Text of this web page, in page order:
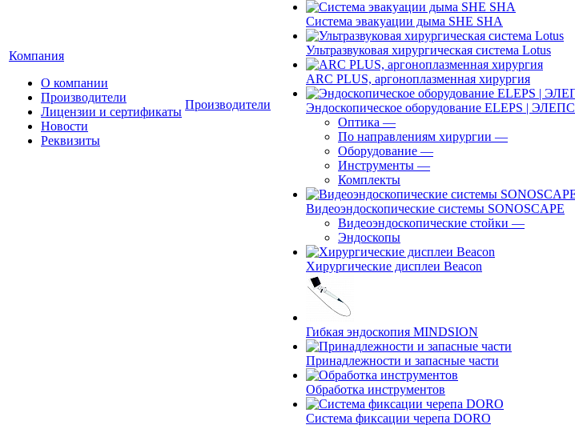
Компания
О компании
Производители
Лицензии и сертификаты
Новости
Реквизиты
Производители
Система эвакуации дыма SHE SHA
Ультразвуковая хирургическая система Lotus
ARC PLUS, аргоноплазменная хирургия
Эндоскопическое оборудование ELEPS | ЭЛЕПС
Оптика —
По направлениям хирургии —
Оборудование —
Инструменты —
Комплекты
Видеоэндоскопические системы SONOSCAPE
Видеоэндоскопические стойки —
Эндоскопы
Хирургические дисплеи Beacon
Гибкая эндоскопия MINDSION
Принадлежности и запасные части
Обработка инструментов
Система фиксации черепа DORO